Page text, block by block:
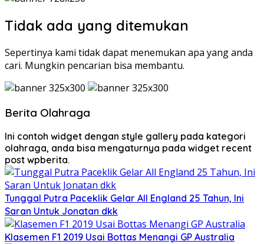
Tidak ada yang ditemukan
Sepertinya kami tidak dapat menemukan apa yang anda
cari. Mungkin pencarian bisa membantu.
Berita Olahraga
Ini contoh widget dengan style gallery pada kategori
olahraga, anda bisa mengaturnya pada widget recent
post wpberita.
Tunggal Putra Paceklik Gelar All England 25 Tahun, Ini
Saran Untuk Jonatan dkk
Klasemen F1 2019 Usai Bottas Menangi GP Australia